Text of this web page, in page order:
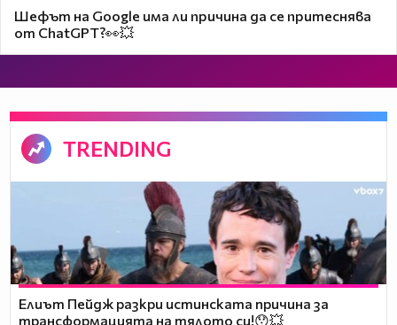
Шефът на Google има ли причина да се притеснява
от ChatGPT?👀💥
TRENDING
Елиът Пейдж разкри истинската причина за
трансформацията на тялото си!😯💥